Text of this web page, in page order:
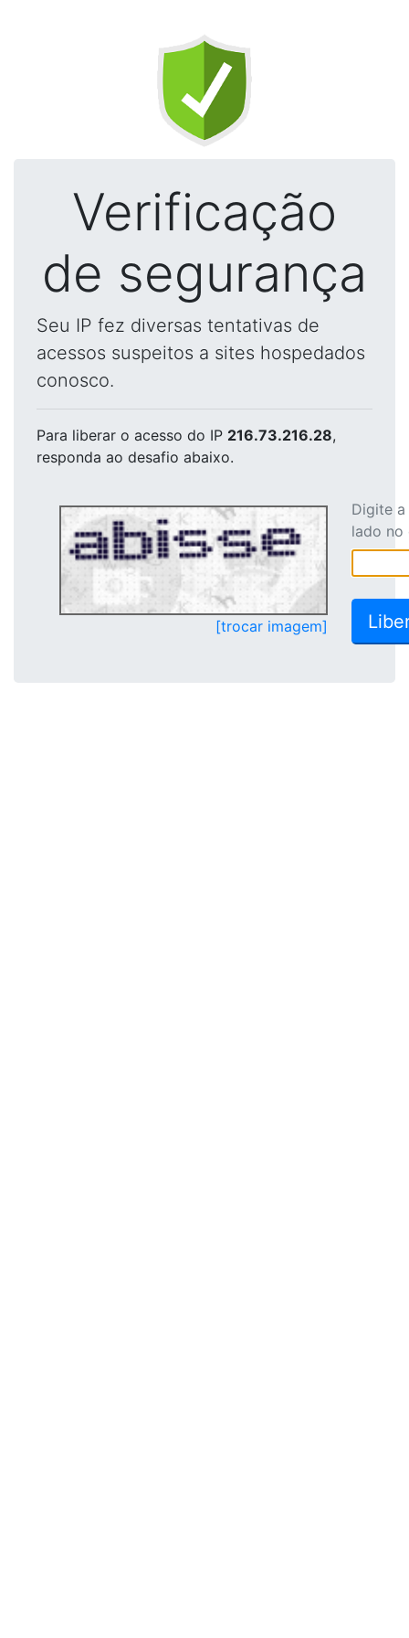
Verificação
de segurança
Seu IP fez diversas tentativas de
acessos suspeitos a sites hospedados
conosco.
Para liberar o acesso do IP 216.73.216.28,
responda ao desafio abaixo.
[trocar imagem]
Digite
lado no